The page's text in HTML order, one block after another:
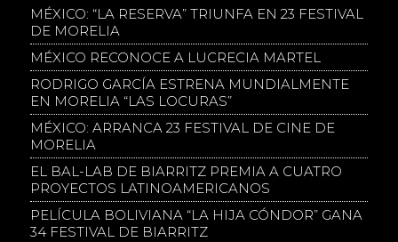
MÉXICO: “LA RESERVA” TRIUNFA EN 23 FESTIVAL
DE MORELIA
MÉXICO RECONOCE A LUCRECIA MARTEL
RODRIGO GARCÍA ESTRENA MUNDIALMENTE
EN MORELIA “LAS LOCURAS”
MÉXICO: ARRANCA 23 FESTIVAL DE CINE DE
MORELIA
EL BAL-LAB DE BIARRITZ PREMIA A CUATRO
PROYECTOS LATINOAMERICANOS
PELÍCULA BOLIVIANA “LA HIJA CÓNDOR” GANA
34 FESTIVAL DE BIARRITZ